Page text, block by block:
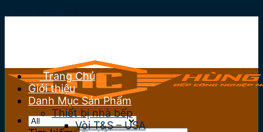
Trang Chủ
Giới thiệu
Danh Mục Sản Phẩm
Thiết bị nhà bếp
Vòi T&S – USA